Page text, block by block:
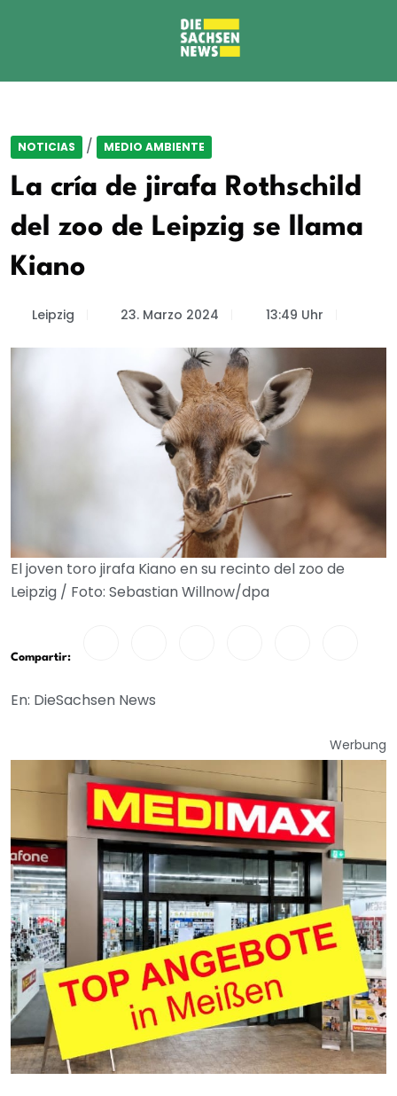
NOTICIAS / MEDIO AMBIENTE
La cría de jirafa Rothschild
del zoo de Leipzig se llama
Kiano
Leipzig 23. Marzo 2024 13:49 Uhr
El joven toro jirafa Kiano en su recinto del zoo de
Leipzig / Foto: Sebastian Willnow/dpa
Compartir:
En: DieSachsen News
Werbung